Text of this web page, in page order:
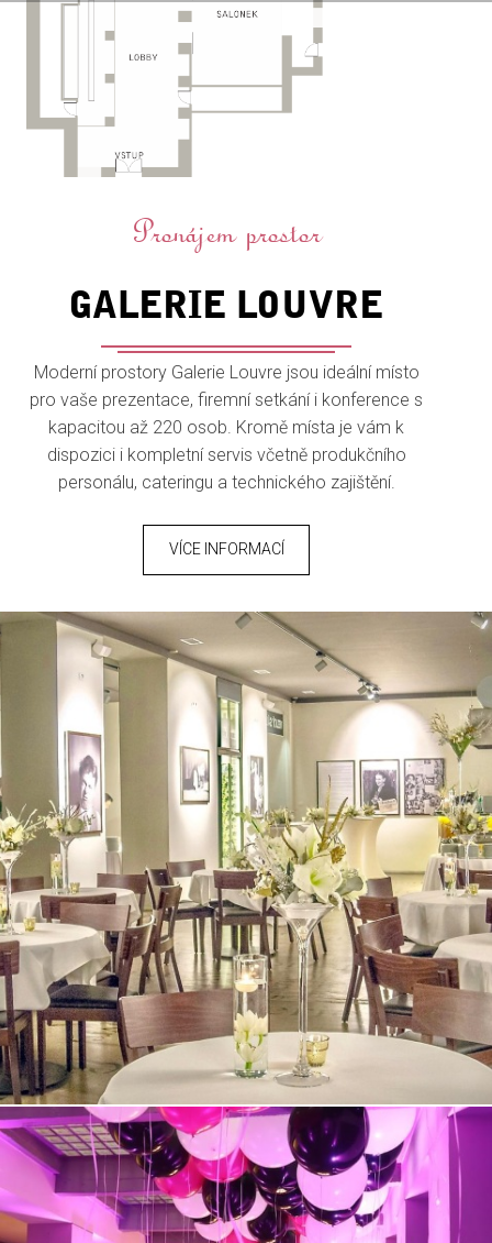
Pronájem prostor
GALERIE LOUVRE
Moderní prostory Galerie Louvre jsou ideální místo
pro vaše prezentace, firemní setkání i konference s
kapacitou až 220 osob. Kromě místa je vám k
dispozici i kompletní servis včetně produkčního
personálu, cateringu a technického zajištění.
VÍCE INFORMACÍ